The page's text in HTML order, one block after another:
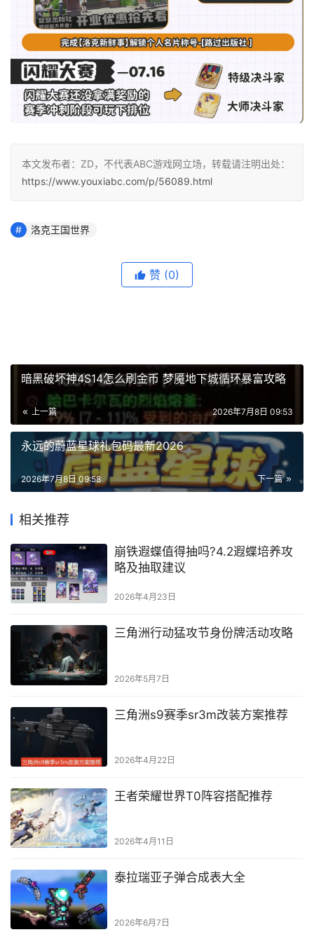
本文发布者：ZD，不代表ABC游戏网立场，转载请注明出处：
https://www.youxiabc.com/p/56089.html
洛克王国世界
赞 (0)
暗黑破坏神4S14怎么刷金币 梦魇地下城循环暴富攻略
上一篇 2026年7月8日 09:53
永远的蔚蓝星球礼包码最新2026
下一篇
2026年7月8日 09:58
相关推荐
崩铁遐蝶值得抽吗?4.2遐蝶培养攻
略及抽取建议
2026年4月23日
三角洲行动猛攻节身份牌活动攻略
2026年5月7日
三角洲s9赛季sr3m改装方案推荐
2026年4月22日
王者荣耀世界T0阵容搭配推荐
2026年4月11日
泰拉瑞亚子弹合成表大全
2026年6月7日